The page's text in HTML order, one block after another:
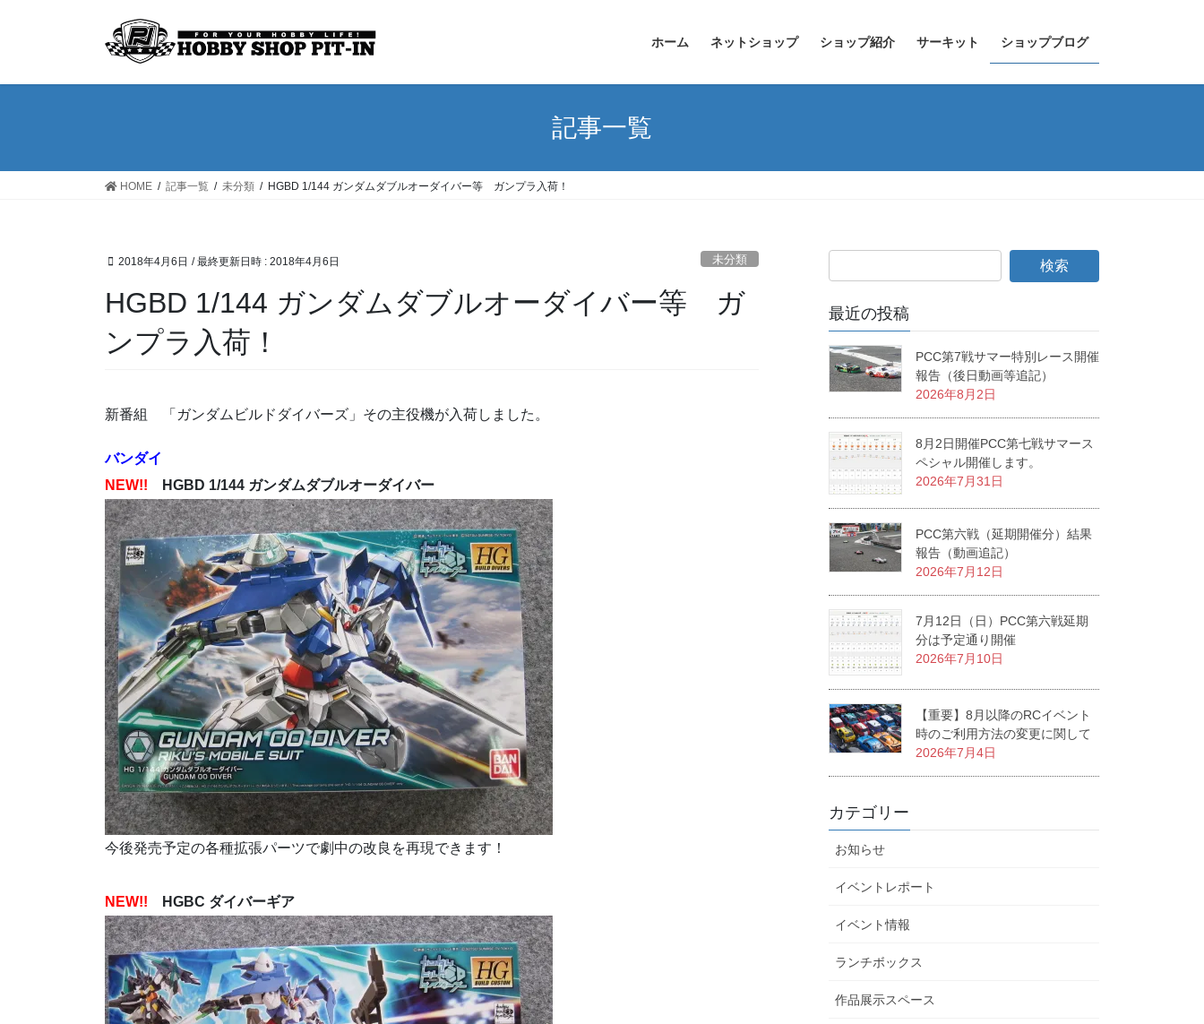
ホーム ネットショップ ショップ紹介 サーキット ショップブログ
記事一覧
HOME 記事一覧 未分類 HGBD 1/144 ガンダムダブルオーダイバー等 ガンプラ入荷！
2018年4月6日 / 最終更新日時 : 2018年4月6日 未分類
HGBD 1/144 ガンダムダブルオーダイバー等 ガ
ンプラ入荷！
新番組 「ガンダムビルドダイバーズ」その主役機が入荷しました。
バンダイ
NEW!!
HGBD 1/144 ガンダムダブルオーダイバー
今後発売予定の各種拡張パーツで劇中の改良を再現できます！
NEW!! HGBC ダイバーギア
最近の投稿
PCC第7戦サマー特別レース開催
報告（後日動画等追記）
2026年8月2日
8月2日開催PCC第七戦サマース
ペシャル開催します。
2026年7月31日
PCC第六戦（延期開催分）結果
報告（動画追記）
2026年7月12日
7月12日（日）PCC第六戦延期
分は予定通り開催
2026年7月10日
【重要】8月以降のRCイベント
時のご利用方法の変更に関して
2026年7月4日
カテゴリー
お知らせ
イベントレポート
イベント情報
ランチボックス
作品展示スペース